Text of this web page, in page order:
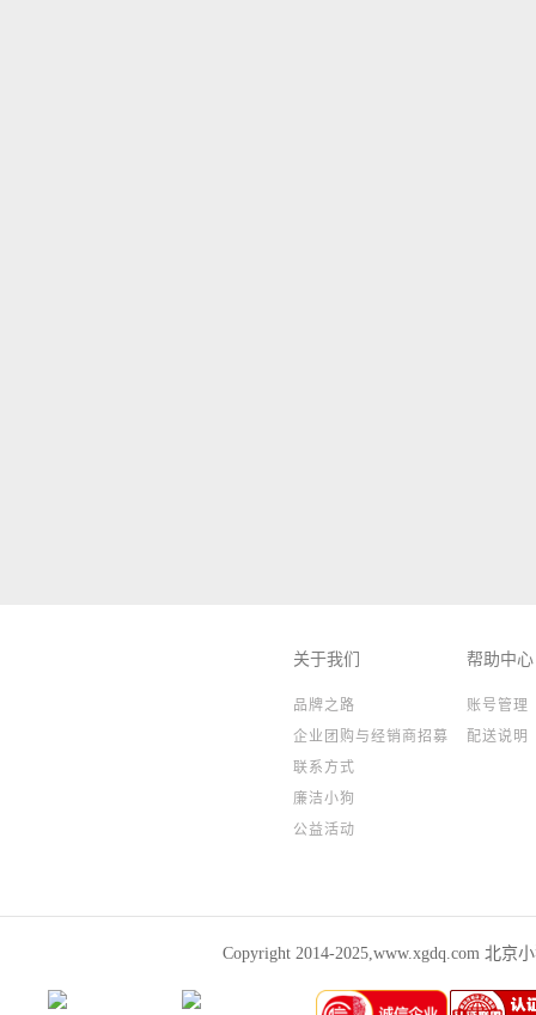
关于我们
品牌之路
企业团购与经销商招募
联系方式
廉洁小狗
公益活动
帮助中心
账号管理
配送说明
Copyright 2014-2025,www.xgdq.com 北京